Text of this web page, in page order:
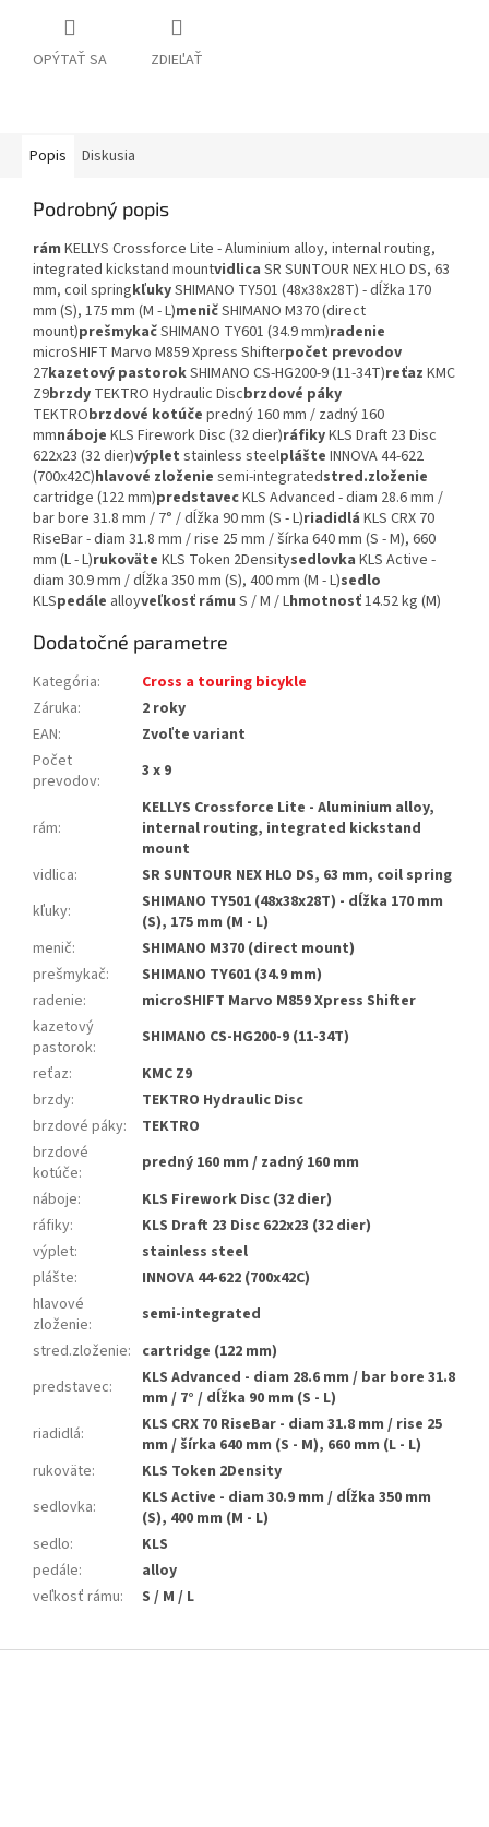
OPÝTAŤ SA ZDIEĽAŤ
Popis Diskusia
Podrobný popis
rám KELLYS Crossforce Lite - Aluminium alloy, internal routing,
integrated kickstand mountvidlica SR SUNTOUR NEX HLO DS, 63
mm, coil springkľukySHIMANO TY501 (48x38x28T) - dĺžka 170
mm (S), 175 mm (M - L)meničSHIMANO M370 (direct
mount)prešmykačSHIMANO TY601 (34.9 mm)radenie
microSHIFT Marvo M859 Xpress Shifterpočet prevodov
27kazetový pastorokSHIMANO CS-HG200-9 (11-34T)reťaz KMC
Z9brzdy TEKTRO Hydraulic Discbrzdové páky
TEKTRObrzdové kotúče predný 160 mm / zadný 160
mmnáboje KLS Firework Disc (32 dier)ráfikyKLS Draft 23 Disc
622x23 (32 dier)výplet stainless steelplášte INNOVA 44-622
(700x42C)hlavové zloženie semi-integratedstred.zloženie
cartridge (122 mm)predstavecKLS Advanced - diam 28.6 mm /
bar bore 31.8 mm / 7° / dĺžka 90 mm (S - L)riadidlá KLS CRX 70
RiseBar - diam 31.8 mm / rise 25 mm / šírka 640 mm (S - M), 660
mm (L - L)rukoväte KLS Token 2Densitysedlovka KLS Active -
diam 30.9 mm / dĺžka 350 mm (S), 400 mm (M - L)sedlo
KLSpedále alloyveľkosť rámu S / M / Lhmotnosť14.52 kg (M)
Dodatočné parametre
Kategória:
Cross a touring bicykle
Záruka:
2 roky
EAN:
Zvoľte variant
Počet
prevodov: 3 x 9
rám:
KELLYS Crossforce Lite - Aluminium alloy,
internal routing, integrated kickstand
mount
vidlica:
SR SUNTOUR NEX HLO DS, 63 mm, coil spring
kľuky:
SHIMANO TY501 (48x38x28T) - dĺžka 170 mm
(S), 175 mm (M - L)
menič:
SHIMANO M370 (direct mount)
prešmykač:
SHIMANO TY601 (34.9 mm)
radenie:
microSHIFT Marvo M859 Xpress Shifter
kazetový
pastorok:
SHIMANO CS-HG200-9 (11-34T)
reťaz:
KMC Z9
brzdy:
TEKTRO Hydraulic Disc
brzdové páky:
TEKTRO
brzdové
kotúče:
predný 160 mm / zadný 160 mm
náboje:
KLS Firework Disc (32 dier)
ráfiky:
KLS Draft 23 Disc 622x23 (32 dier)
výplet:
stainless steel
plášte:
INNOVA 44-622 (700x42C)
hlavové
zloženie:
semi-integrated
stred.zloženie: cartridge (122 mm)
predstavec:
KLS Advanced - diam 28.6 mm / bar bore 31.8
mm / 7° / dĺžka 90 mm (S - L)
riadidlá:
KLS CRX 70 RiseBar - diam 31.8 mm / rise 25
mm / šírka 640 mm (S - M), 660 mm (L - L)
rukoväte:
KLS Token 2Density
sedlovka:
KLS Active - diam 30.9 mm / dĺžka 350 mm
(S), 400 mm (M - L)
sedlo:
KLS
pedále:
alloy
veľkosť rámu: S / M / L